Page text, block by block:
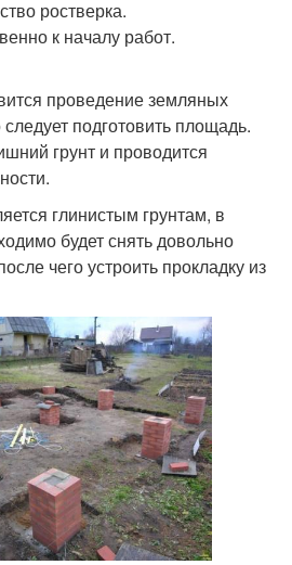
ростверка.
к началу работ.
проведение земляных
подготовить площадь.
грунт и проводится
глинистым грунтам, в
будет снять довольно
чего устроить прокладку из